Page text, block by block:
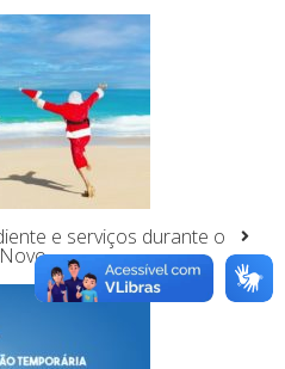
e serviços durante o